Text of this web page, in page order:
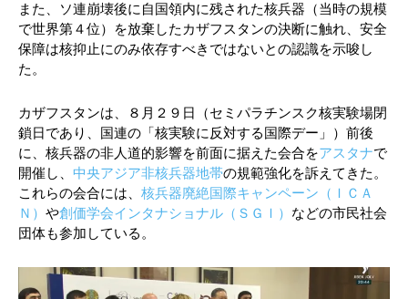
また、ソ連崩壊後に自国領内に残された核兵器（当時の規模
で世界第４位）を放棄したカザフスタンの決断に触れ、安全
保障は核抑止にのみ依存すべきではないとの認識を示唆し
た。
カザフスタンは、８月２９日（セミパラチンスク核実験場閉
鎖日であり、国連の「核実験に反対する国際デー」）前後
に、核兵器の非人道的影響を前面に据えた会合をアスタナで
開催し、 中央アジア非核兵器地帯の規範強化を訴えてきた。
これらの会合には、 核兵器廃絶国際キャンペーン（ＩＣＡ
Ｎ） や創価学会インタナショナル（ＳＧＩ） などの市民社会
団体も参加している。